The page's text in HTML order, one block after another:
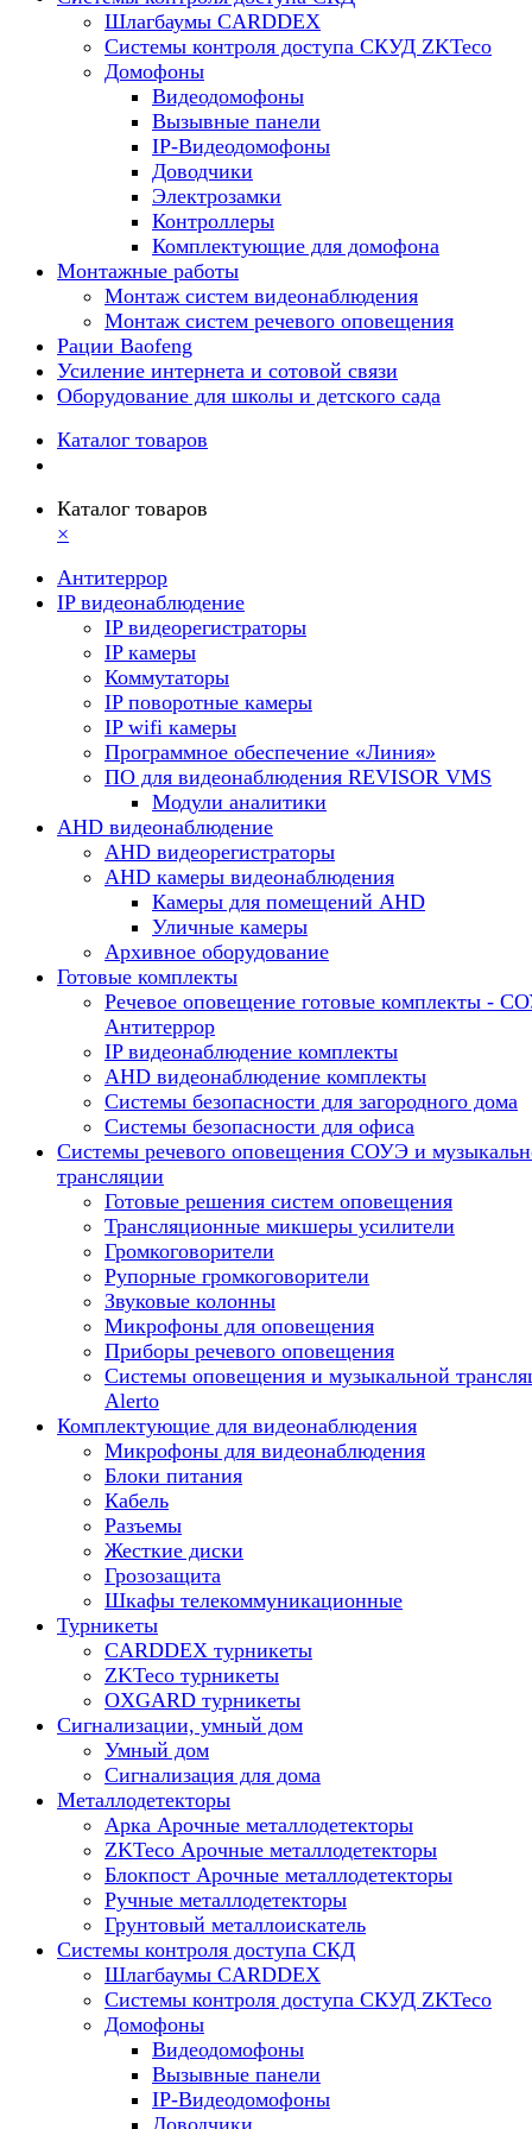
Шлагбаумы CARDDEX
Системы контроля доступа СКУД ZKTeco
Домофоны
Видеодомофоны
Вызывные панели
IP-Видеодомофоны
Доводчики
Электрозамки
Контроллеры
Комплектующие для домофона
Монтажные работы
Монтаж систем видеонаблюдения
Монтаж систем речевого оповещения
Рации Baofeng
Усиление интернета и сотовой связи
Оборудование для школы и детского сада
Каталог товаров
Каталог товаров
×
Антитеррор
IP видеонаблюдение
IP видеорегистраторы
IP камеры
Коммутаторы
IP поворотные камеры
IP wifi камеры
Программное обеспечение «Линия»
ПО для видеонаблюдения REVISOR VMS
Модули аналитики
AHD видеонаблюдение
AHD видеорегистраторы
AHD камеры видеонаблюдения
Камеры для помещений AHD
Уличные камеры
Архивное оборудование
Готовые комплекты
Речевое оповещение готовые комплекты -
Антитеррор
IP видеонаблюдение комплекты
AHD видеонаблюдение комплекты
Системы безопасности для загородного дома
Системы безопасности для офиса
Системы речевого оповещения СОУЭ и
трансляции
Готовые решения систем оповещения
Трансляционные микшеры усилители
Громкоговорители
Рупорные громкоговорители
Звуковые колонны
Микрофоны для оповещения
Приборы речевого оповещения
Системы оповещения и музыкальной
Alerto
Комплектующие для видеонаблюдения
Микрофоны для видеонаблюдения
Блоки питания
Кабель
Разъемы
Жесткие диски
Грозозащита
Шкафы телекоммуникационные
Турникеты
CARDDEX турникеты
ZKTeco турникеты
OXGARD турникеты
Сигнализации, умный дом
Умный дом
Сигнализация для дома
Металлодетекторы
Арка Арочные металлодетекторы
ZKTeco Арочные металлодетекторы
Блокпост Арочные металлодетекторы
Ручные металлодетекторы
Грунтовый металлоискатель
Системы контроля доступа СКД
Шлагбаумы CARDDEX
Системы контроля доступа СКУД ZKTeco
Домофоны
Видеодомофоны
Вызывные панели
IP-Видеодомофоны
Доводчики